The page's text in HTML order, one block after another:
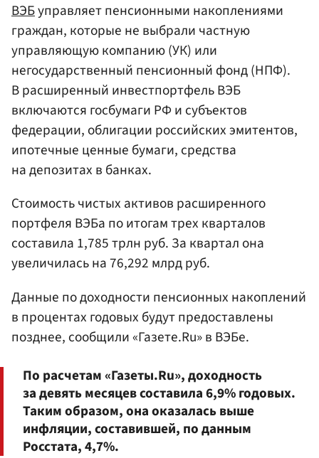
ВЭБуправляет пенсионными накоплениями
граждан, которые не выбрали частную
управляющую компанию (УК) или
негосударственный пенсионный фонд (НПФ).
В расширенный инвестпортфель ВЭБ
включаются госбумаги РФ и субъектов
федерации, облигации российских эмитентов,
ипотечные ценные бумаги, средства
на депозитах в банках.
Стоимость чистых активов расширенного
портфеля ВЭБа по итогам трех кварталов
составила 1,785 трлн руб. За квартал она
увеличилась на 76,292 млрд руб.
Данные по доходности пенсионных накоплений
в процентах годовых будут предоставлены
позднее, сообщили «Газете.Ru» в ВЭБе.
По расчетам «Газеты.Ru», доходность
за девять месяцев составила 6,9% годовых.
Таким образом, она оказалась выше
инфляции, составившей, по данным
Росстата, 4,7%.